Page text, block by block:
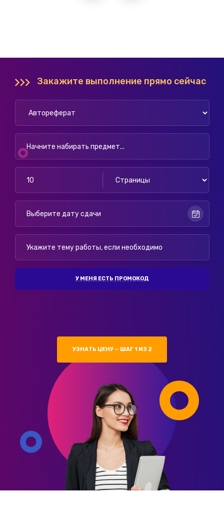
Закажите выполнение прямо сейчас
У МЕНЯ ЕСТЬ ПРОМОКОД
УЗНАТЬ ЦЕНУ — ШАГ 1 ИЗ 2